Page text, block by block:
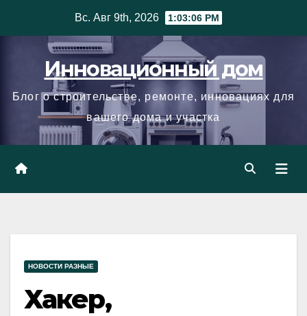
Вс. Авг 9th, 2026 1:03:07 PM
Инновационный дом
Блог о строительстве, ремонте, инновациях для
вашего дома и участка
НОВОСТИ РАЗНЫЕ
Хакер,